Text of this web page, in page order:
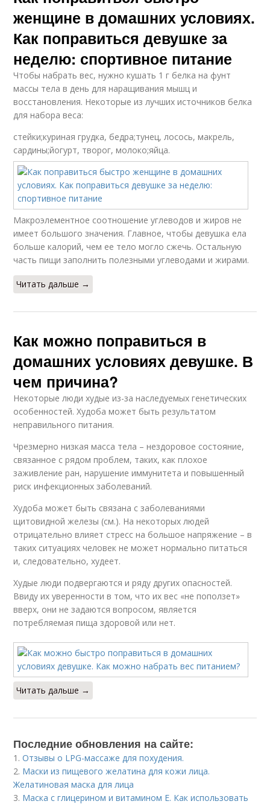
женщине в домашних условиях.
Как поправиться девушке за
неделю: спортивное питание
Чтобы набрать вес, нужно кушать 1 г белка на фунт
массы тела в день для наращивания мышц и
восстановления. Некоторые из лучших источников белка
для набора веса:
стейки;куриная грудка, бедра;тунец, лосось, макрель,
сардины;йогурт, творог, молоко;яйца.
Макроэлементное соотношение углеводов и жиров не
имеет большого значения. Главное, чтобы девушка ела
больше калорий, чем ее тело могло сжечь. Остальную
часть пищи заполнить полезными углеводами и жирами.
Читать дальше →
Как можно поправиться в
домашних условиях девушке. В
чем причина?
Некоторые люди худые из-за наследуемых генетических
особенностей. Худоба может быть результатом
неправильного питания.
Чрезмерно низкая масса тела – нездоровое состояние,
связанное с рядом проблем, таких, как плохое
заживление ран, нарушение иммунитета и повышенный
риск инфекционных заболеваний.
Худоба может быть связана с заболеваниями
щитовидной железы (см.). На некоторых людей
отрицательно влияет стресс на большое напряжение – в
таких ситуациях человек не может нормально питаться
и, следовательно, худеет.
Худые люди подвергаются и ряду других опасностей.
Ввиду их уверенности в том, что их вес «не поползет»
вверх, они не задаются вопросом, является
потребляемая пища здоровой или нет.
Читать дальше →
Последние обновления на сайте:
1.Отзывы о LPG-массаже для похудения.
2. Маски из пищевого желатина для кожи лица.
Желатиновая маска для лица
3. Маска с глицерином и витамином Е. Как использовать